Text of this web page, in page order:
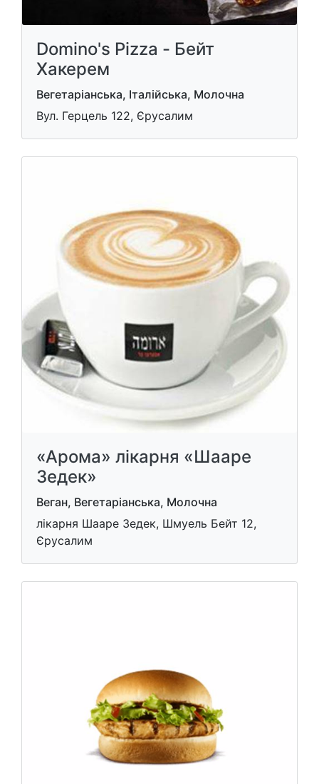
Domino's Pizza - Бейт
Хакерем
Вегетаріанська, Італійська, Молочна
Вул. Герцель 122, Єрусалим
«Арома» лікарня «Шааре
Зедек»
Веган, Вегетаріанська, Молочна
лікарня Шааре Зедек, Шмуель Бейт 12,
Єрусалим